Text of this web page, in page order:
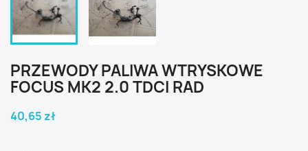
PRZEWODY PALIWA WTRYSKOWE
FOCUS MK2 2.0 TDCI RAD
40,65 zł